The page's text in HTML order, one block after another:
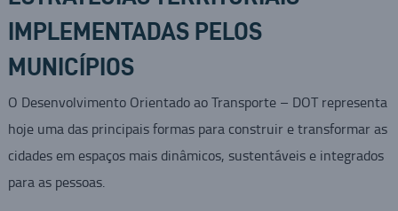
IMPLEMENTADAS PELOS
MUNICÍPIOS
O Desenvolvimento Orientado ao Transporte – DOT representa
hoje uma das principais formas para construir e transformar as
cidades em espaços mais dinâmicos, sustentáveis e integrados
para as pessoas.